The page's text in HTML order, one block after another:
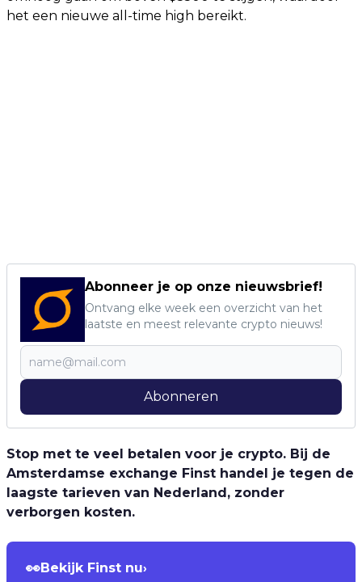
het een nieuwe all-time high bereikt.
Abonneer je op onze nieuwsbrief!
Ontvang elke week een overzicht van het
laatste en meest relevante crypto nieuws!
Abonneren
Stop met te veel betalen voor je crypto. Bij de
Amsterdamse exchange Finst handel je tegen de
laagste tarieven van Nederland, zonder
verborgen kosten.
👀Bekijk Finst nu›